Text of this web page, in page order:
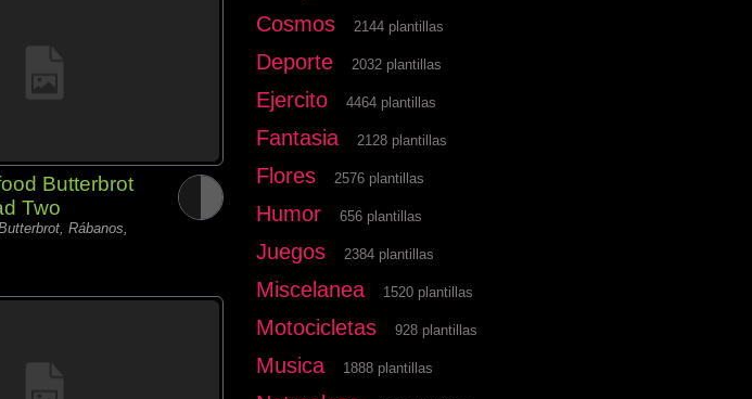
Butterbrot
Two
Rábanos,
Cosmos 2144 plantillas
Deporte 2032 plantillas
Ejercito 4464 plantillas
Fantasia 2128 plantillas
Flores 2576 plantillas
Humor 656 plantillas
Juegos 2384 plantillas
Miscelanea 1520 plantillas
Motocicletas 928 plantillas
Musica 1888 plantillas